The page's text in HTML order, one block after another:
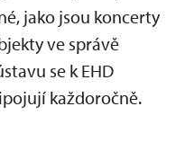
jako jsou koncerty
ve správě
se k EHD
každoročně.